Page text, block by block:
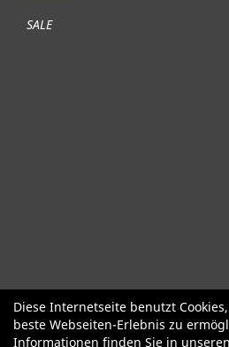
SALE
Fahrräder Gute gebrauchte
Fahrradzubehör
Fahrradteile
Diese Internetseite benutzt
beste Webseiten-Erlebnis zu
Informationen finden Sie in unseren